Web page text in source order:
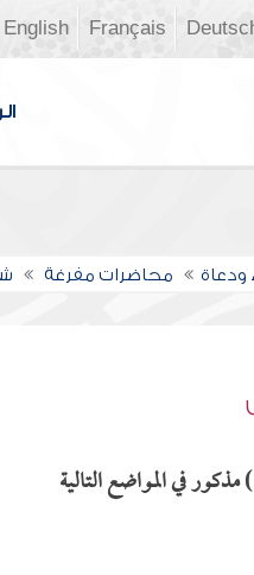
Français
English
ودعاة محاضرات مفرغة
في المواضع التالية